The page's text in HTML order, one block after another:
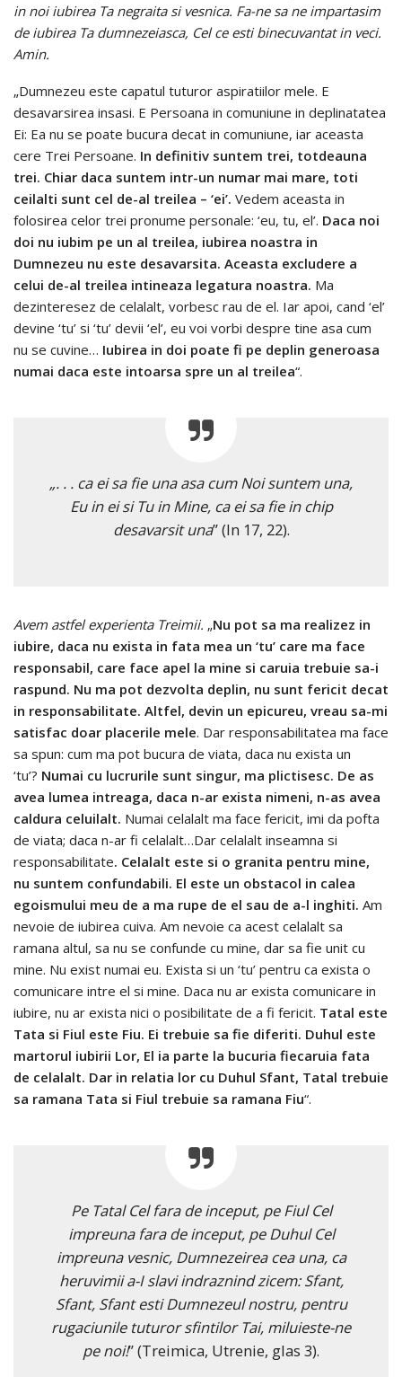
in noi iubirea Ta negraita si vesnica. Fa-ne sa ne impartasim
de iubirea Ta dumnezeiasca, Cel ce esti binecuvantat in veci.
Amin.
„Dumnezeu este capatul tuturor aspiratiilor mele. E
desavarsirea insasi. E Persoana in comuniune in deplinatatea
Ei: Ea nu se poate bucura decat in comuniune, iar aceasta
cere Trei Persoane. In definitiv suntem trei, totdeauna
trei. Chiar daca suntem intr-un numar mai mare, toti
ceilalti sunt cel de-al treilea – ‘ei’. Vedem aceasta in
folosirea celor trei pronume personale: ‘eu, tu, el’. Daca noi
doi nu iubim pe un al treilea, iubirea noastra in
Dumnezeu nu este desavarsita. Aceasta excludere a
celui de-al treilea intineaza legatura noastra. Ma
dezinteresez de celalalt, vorbesc rau de el. Iar apoi, cand ‘el’
devine ‘tu’ si ‘tu’ devii ‘el’, eu voi vorbi despre tine asa cum
nu se cuvine… Iubirea in doi poate fi pe deplin generoasa
numai daca este intoarsa spre un al treilea“.
„. . . ca ei sa fie una asa cum Noi suntem una,
Eu in ei si Tu in Mine, ca ei sa fie in chip
desavarsit una” (In 17, 22).
Avem astfel experienta Treimii. „Nu pot sa ma realizez in
iubire, daca nu exista in fata mea un ‘tu’ care ma face
responsabil, care face apel la mine si caruia trebuie sa-i
raspund. Nu ma pot dezvolta deplin, nu sunt fericit decat
in responsabilitate. Altfel, devin un epicureu, vreau sa-mi
satisfac doar placerile mele. Dar responsabilitatea ma face
sa spun: cum ma pot bucura de viata, daca nu exista un
‘tu’? Numai cu lucrurile sunt singur, ma plictisesc. De as
avea lumea intreaga, daca n-ar exista nimeni, n-as avea
caldura celuilalt. Numai celalalt ma face fericit, imi da pofta
de viata; daca n-ar fi celalalt…Dar celalalt inseamna si
responsabilitate. Celalalt este si o granita pentru mine,
nu suntem confundabili. El este un obstacol in calea
egoismului meu de a ma rupe de el sau de a-l inghiti. Am
nevoie de iubirea cuiva. Am nevoie ca acest celalalt sa
ramana altul, sa nu se confunde cu mine, dar sa fie unit cu
mine. Nu exist numai eu. Exista si un ‘tu’ pentru ca exista o
comunicare intre el si mine. Daca nu ar exista comunicare in
iubire, nu ar exista nici o posibilitate de a fi fericit. Tatal este
Tata si Fiul este Fiu. Ei trebuie sa fie diferiti. Duhul este
martorul iubirii Lor, El ia parte la bucuria fiecaruia fata
de celalalt. Dar in relatia lor cu Duhul Sfant, Tatal trebuie
sa ramana Tata si Fiul trebuie sa ramana Fiu“.
Pe Tatal Cel fara de inceput, pe Fiul Cel
impreuna fara de inceput, pe Duhul Cel
impreuna vesnic, Dumnezeirea cea una, ca
heruvimii a-I slavi indraznind zicem: Sfant,
Sfant, Sfant esti Dumnezeul nostru, pentru
rugaciunile tuturor sfintilor Tai, miluieste-ne
pe noi!” (Treimica, Utrenie, glas 3).